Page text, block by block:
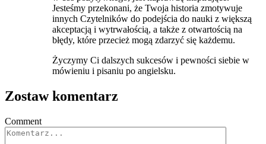
Jesteśmy przekonani, że Twoja historia zmotywuje
innych Czytelników do podejścia do nauki z większą
akceptacją i wytrwałością, a także z otwartością na
błędy, które przecież mogą zdarzyć się każdemu.
Życzymy Ci dalszych sukcesów i pewności siebie w
mówieniu i pisaniu po angielsku.
Zostaw komentarz
Comment